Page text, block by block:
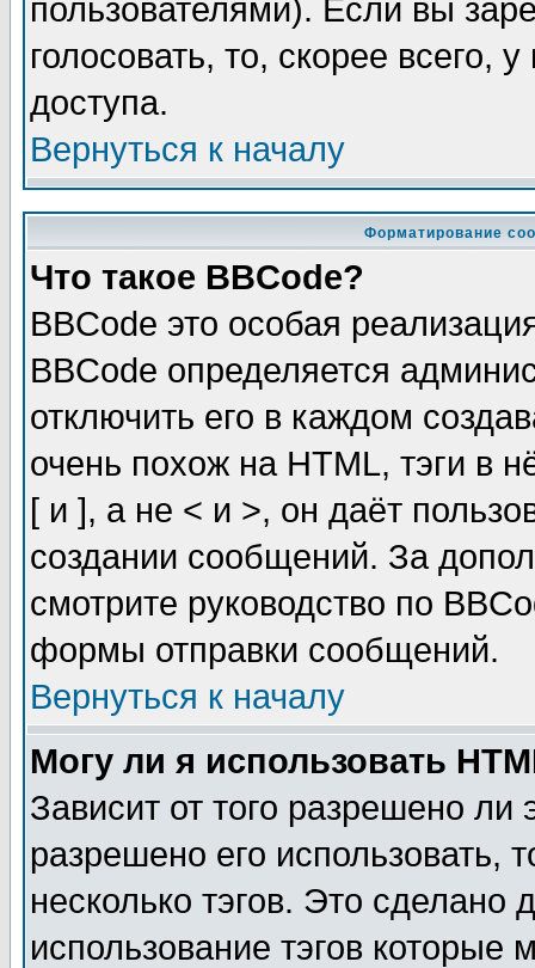
пользователями). Если вы
голосовать, то, скорее всего,
доступа.
Вернуться к началу
Форматирование
Что такое BBCode?
BBCode это особая
BBCode определяется
отключить его в каждом
очень похож на HTML, тэги в
[ и ], а не < и >, он даёт
создании сообщений. За
смотрите руководство по
формы отправки сообщений.
Вернуться к началу
Могу ли я использовать
Зависит от того разрешено
разрешено его использовать,
несколько тэгов. Это сделано
использование тэгов